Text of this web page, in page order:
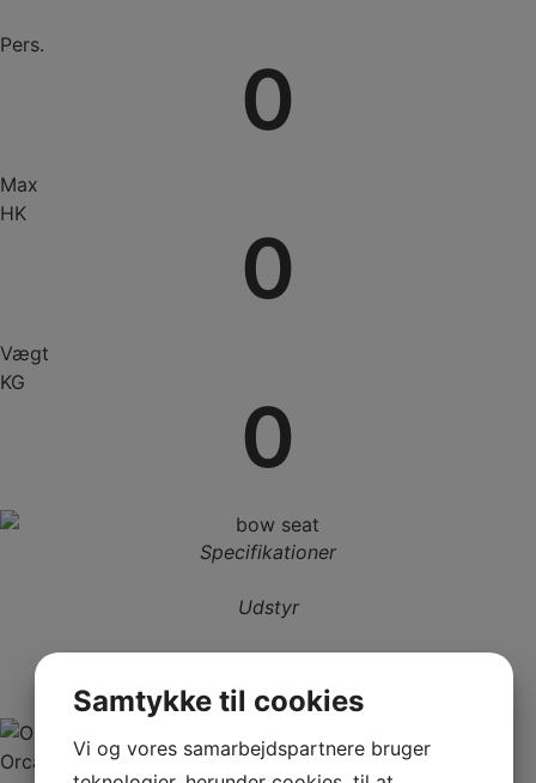
Pers.
0
Max
HK
0
Vægt
KG
0
Specifikationer
Udstyr
Orca 5-lags-stof
Samtykke til cookies
Vi og vores samarbejdspartnere bruger